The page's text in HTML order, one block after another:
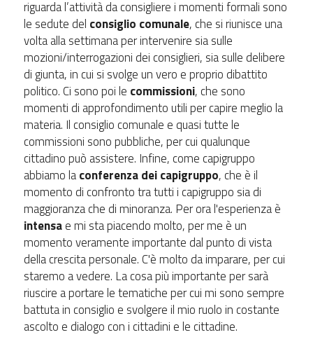
riguarda l’attività da consigliere i momenti formali sono
le sedute del consiglio comunale, che si riunisce una
volta alla settimana per intervenire sia sulle
mozioni/interrogazioni dei consiglieri, sia sulle delibere
di giunta, in cui si svolge un vero e proprio dibattito
politico. Ci sono poi le commissioni, che sono
momenti di approfondimento utili per capire meglio la
materia. Il consiglio comunale e quasi tutte le
commissioni sono pubbliche, per cui qualunque
cittadino può assistere. Infine, come capigruppo
abbiamo laconferenza dei capigruppo, che è il
momento di confronto tra tutti i capigruppo sia di
maggioranza che di minoranza. Per ora l'esperienza è
intensae mi sta piacendo molto, per me è un
momento veramente importante dal punto di vista
della crescita personale. C'è molto da imparare, per cui
staremo a vedere. La cosa più importante per sarà
riuscire a portare le tematiche per cui mi sono sempre
battuta in consiglio e svolgere il mio ruolo in costante
ascolto e dialogo con i cittadini e le cittadine.